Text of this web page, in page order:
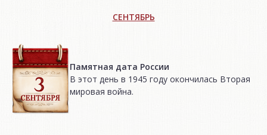
СЕНТЯБРЬ
Памятная дата России
В этот день в 1945 году окончилась Вторая
мировая война.